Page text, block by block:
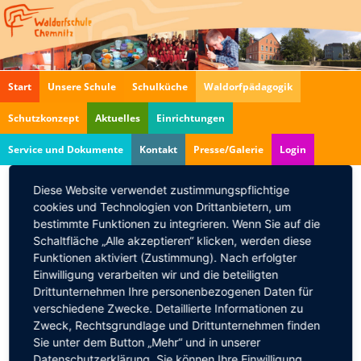
Start Unsere Schule Schulküche Waldorfpädagogik
Schutzkonzept Aktuelles Einrichtungen
Service und Dokumente Kontakt Presse/Galerie Login
"Halten wir noch Schritt"
Vortrag
14.09.2017, 20:00
Die „Elternschule“ veranstaltet Vorträge für Eltern
und andere Wegbegleiter von Kleinkindern, Kindern
und Jugendlichen. Grundlage ist die
Waldorfpädagogik.
Experten tragen allgemeinverständlich zu Themen
Diese Website verwendet zustimmungspflichtige
cookies und Technologien von Drittanbietern, um
bestimmte Funktionen zu integrieren. Wenn Sie auf die
Schaltfläche „Alle akzeptieren“ klicken, werden diese
Funktionen aktiviert (Zustimmung). Nach erfolgter
Einwilligung verarbeiten wir und die beteiligten
Drittunternehmen Ihre personenbezogenen Daten für
verschiedene Zwecke. Detaillierte Informationen zu
Zweck, Rechtsgrundlage und Drittunternehmen finden
Sie unter dem Button „Mehr“ und in unserer